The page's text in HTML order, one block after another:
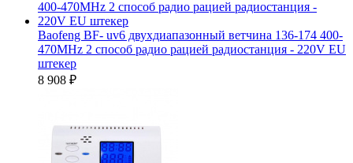
Baofeng BF- uv6 двухдиапазонный ветчина 136-174 400-
470MHz 2 способ радио рацией радиостанция - 220V EU
штекер
8 908 ₽